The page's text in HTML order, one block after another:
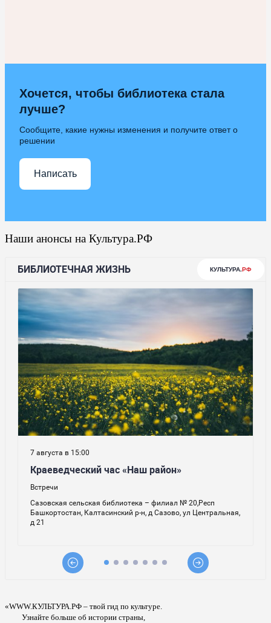
Хочется, чтобы библиотека стала
лучше?
Сообщите, какие нужны изменения и получите ответ о
решении
Написать
Наши анонсы на Культура.РФ
«WWW.КУЛЬТУРА.РФ – твой гид по культуре.
Узнайте больше об истории страны,